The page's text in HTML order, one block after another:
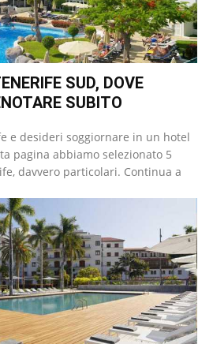
SUD, DOVE
SUBITO
e desideri soggiornare in un hotel
pagina abbiamo selezionato 5
davvero particolari. Continua a